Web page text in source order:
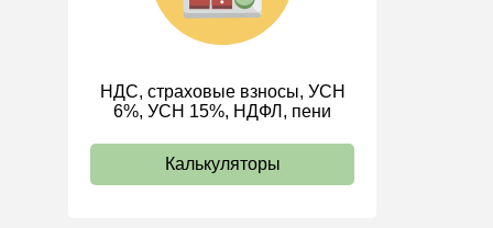
Персональные данные
ИП
НДС, страховые взносы, УСН
6%, УСН 15%, НДФЛ, пени
Калькуляторы